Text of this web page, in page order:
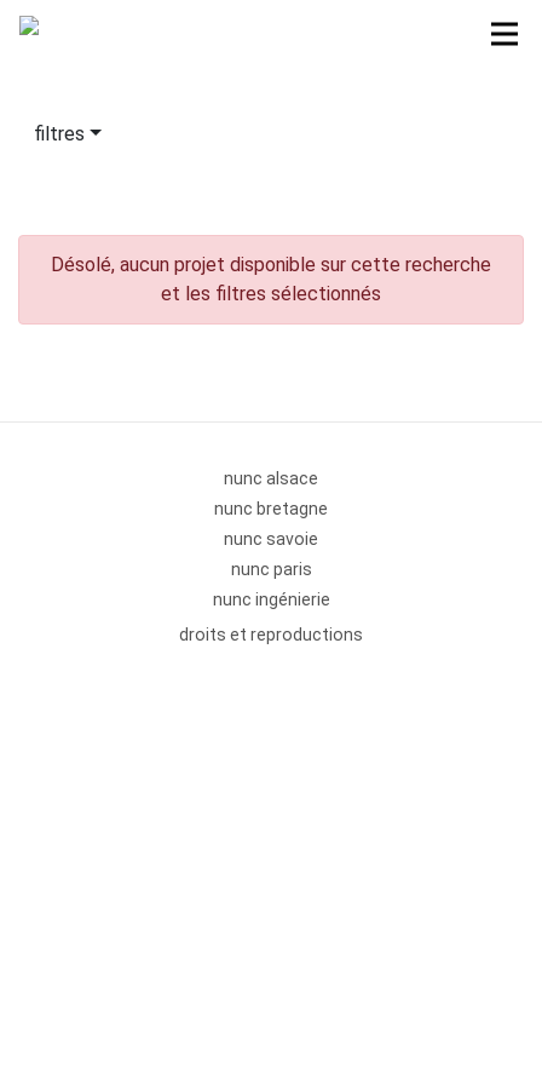
filtres
Désolé, aucun projet disponible sur cette recherche
et les filtres sélectionnés
nunc alsace
nunc bretagne
nunc savoie
nunc paris
nunc ingénierie
droits et reproductions